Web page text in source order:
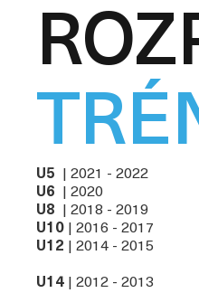
U5
| 2021 - 2022
U6
| 2020
U8
| 2018 - 2019
U10
| 2016 - 2017
U12 | 2014 - 2015
U14
| 2012 - 2013